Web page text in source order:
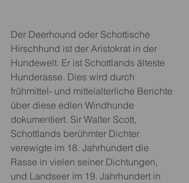
Der Deerhound oder Schottische
Hirschhund ist der Aristokrat in der
Hundewelt. Er ist Schottlands älteste
Hunderasse. Dies wird durch
frühmittel- und mittelalterliche Berichte
über diese edlen Windhunde
dokumentiert. Sir Walter Scott,
Schottlands berühmter Dichter
verewigte im 18. Jahrhundert die
Rasse in vielen seiner Dichtungen,
und Landseer im 19. Jahrhundert in